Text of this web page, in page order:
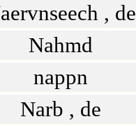
, de
Nahmd
nappn
Narb , de